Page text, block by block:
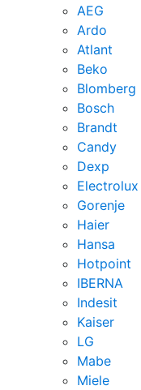
AEG
Ardo
Atlant
Beko
Blomberg
Bosch
Brandt
Candy
Dexp
Electrolux
Gorenje
Haier
Hansa
Hotpoint
IBERNA
Indesit
Kaiser
LG
Mabe
Miele